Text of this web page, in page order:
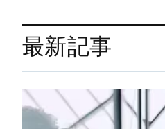
最新記事